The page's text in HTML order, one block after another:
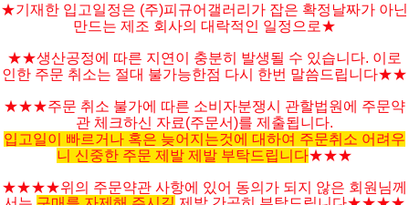
★기재한 입고일정은 (주)피규어갤러리가 잡은 확정날짜가 아닌
만드는 제조 회사의 대락적인 일정으로★
★★생산공정에 따른 지연이 충분히 발생될 수 있습니다. 이로
인한 주문 취소는 절대 불가능한점 다시 한번 말씀드립니다★★
★★★주문 취소 불가에 따른 소비자분쟁시 관할법원에 주문약
관 체크하신 자료(주문서)를 제출됩니다.
입고일이 빠르거나 혹은 늦어지는것에 대하여 주문취소 어려우
니 신중한 주문 제발 제발 부탁드립니다★★★
★★★★위의 주문약관 사항에 있어 동의가 되지 않은 회원님께